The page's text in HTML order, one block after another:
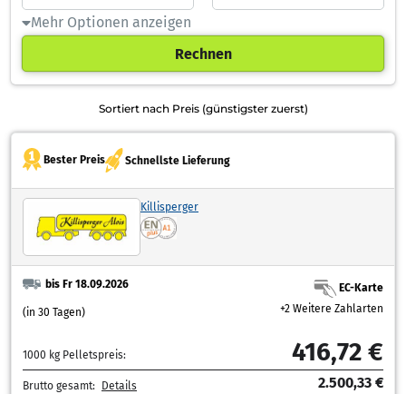
Mehr Optionen anzeigen
Rechnen
Sortiert nach Preis (günstigster zuerst)
Bester Preis Schnellste Lieferung
Killisperger
bis Fr 18.09.2026
(in 30 Tagen)
EC-Karte
+2 Weitere Zahlarten
1000 kg Pelletspreis: 416,72 €
Brutto gesamt: Details 2.500,33 €